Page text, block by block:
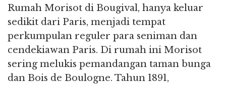
Rumah Morisot di Bougival, hanya keluar
sedikit dari Paris, menjadi tempat
perkumpulan reguler para seniman dan
cendekiawan Paris. Di rumah ini Morisot
sering melukis pemandangan taman bunga
dan Bois de Boulogne. Tahun 1891,